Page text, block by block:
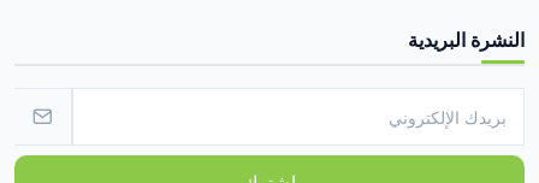
النشرة البريدية